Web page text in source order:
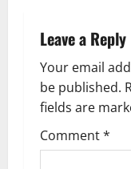
v
i
g
a
Leave a Reply
Your email
be published.
fields are
Comment*